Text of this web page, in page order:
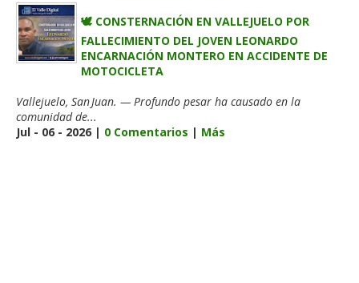
🕊️ CONSTERNACIÓN EN VALLEJUELO POR
FALLECIMIENTO DEL JOVEN LEONARDO
ENCARNACIÓN MONTERO EN ACCIDENTE DE
MOTOCICLETA
Vallejuelo, San Juan. — Profundo pesar ha causado en la
comunidad de...
Jul - 06 - 2026 | 0 Comentarios | Más